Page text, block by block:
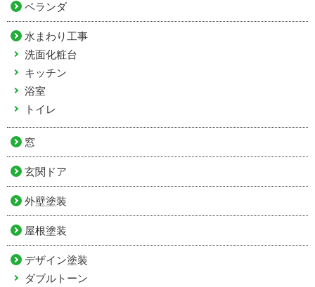
ベランダ
水まわり工事
洗面化粧台
キッチン
浴室
トイレ
窓
玄関ドア
外壁塗装
屋根塗装
デザイン塗装
ダブルトーン